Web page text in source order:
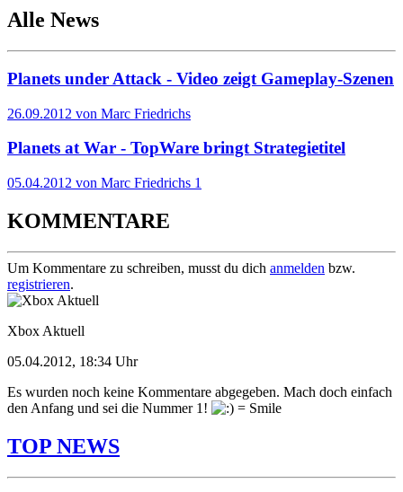
Alle News
Planets under Attack - Video zeigt Gameplay-Szenen
26.09.2012 von Marc Friedrichs
Planets at War - TopWare bringt Strategietitel
05.04.2012 von Marc Friedrichs 1
KOMMENTARE
Um Kommentare zu schreiben, musst du dich anmelden bzw.
registrieren.
Xbox Aktuell
05.04.2012, 18:34 Uhr
Es wurden noch keine Kommentare abgegeben. Mach doch einfach
den Anfang und sei die Nummer 1!
TOP NEWS